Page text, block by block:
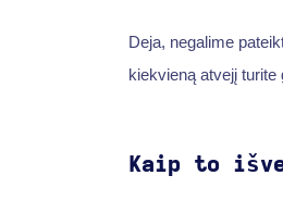
Deja, negalime
kiekvieną atvejį turite
Kaip to